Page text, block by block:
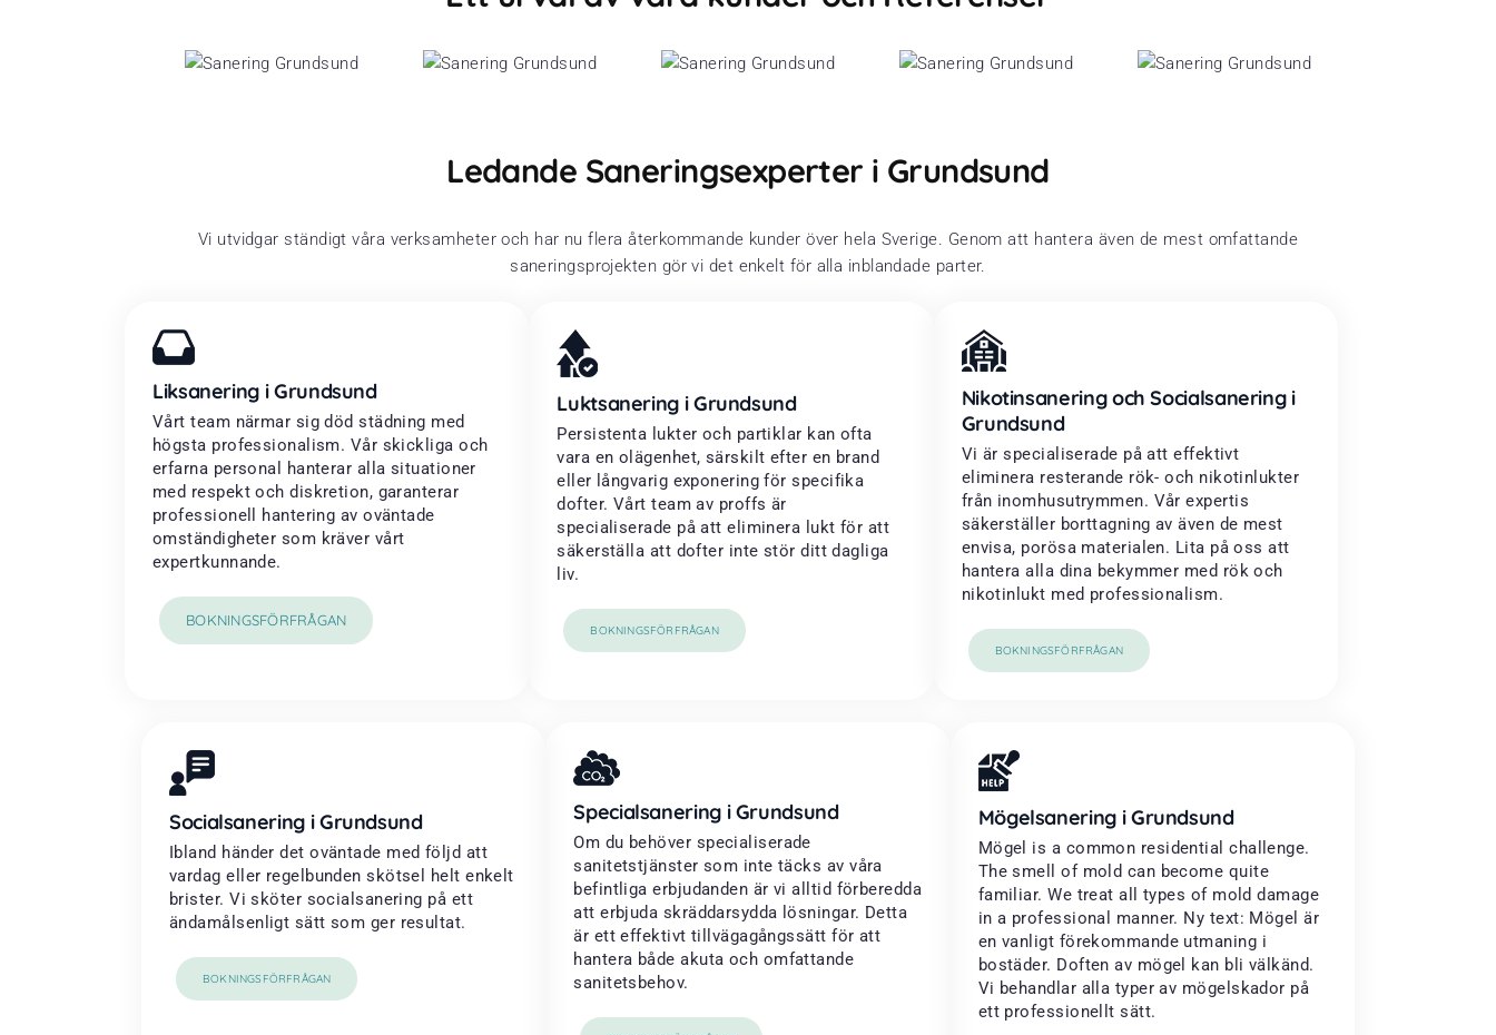
Ledande Saneringsexperter i Grundsund
Vi utvidgar ständigt våra verksamheter och har nu flera återkommande kunder över hela Sverige. Genom att hantera även de mest omfattande
saneringsprojekten gör vi det enkelt för alla inblandade parter.
Liksanering i Grundsund
Vårt team närmar sig död städning med
högsta professionalism. Vår skickliga och
erfarna personal hanterar alla situationer
med respekt och diskretion, garanterar
professionell hantering av oväntade
omständigheter som kräver vårt
expertkunnande.
BOKNINGSFÖRFRÅGAN
Luktsanering i Grundsund
Persistenta lukter och partiklar kan ofta
vara en olägenhet, särskilt efter en brand
eller långvarig exponering för specifika
dofter. Vårt team av proffs är
specialiserade på att eliminera lukt för att
säkerställa att dofter inte stör ditt dagliga
liv.
BOKNINGSFÖRFRÅGAN
Nikotinsanering och Socialsanering i
Grundsund
Vi är specialiserade på att effektivt
eliminera resterande rök- och nikotinlukter
från inomhusutrymmen. Vår expertis
säkerställer borttagning av även de mest
envisa, porösa materialen. Lita på oss att
hantera alla dina bekymmer med rök och
nikotinlukt med professionalism.
BOKNINGSFÖRFRÅGAN
Socialsanering i Grundsund
Ibland händer det oväntade med följd att
vardag eller regelbunden skötsel helt enkelt
brister. Vi sköter socialsanering på ett
ändamålsenligt sätt som ger resultat.
BOKNINGSFÖRFRÅGAN
Specialsanering i Grundsund
Om du behöver specialiserade
sanitetstjänster som inte täcks av våra
befintliga erbjudanden är vi alltid förberedda
att erbjuda skräddarsydda lösningar. Detta
är ett effektivt tillvägagångssätt för att
hantera både akuta och omfattande
sanitetsbehov.
Mögelsanering i Grundsund
Mögel is a common residential challenge.
The smell of mold can become quite
familiar. We treat all types of mold damage
in a professional manner. Ny text: Mögel är
en vanligt förekommande utmaning i
bostäder. Doften av mögel kan bli välkänd.
Vi behandlar alla typer av mögelskador på
ett professionellt sätt.